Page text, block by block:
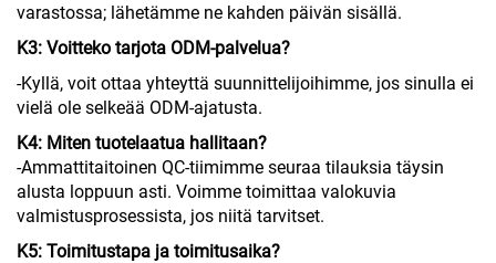
varastossa; lähetämme ne kahden päivän sisällä.
K3: Voitteko tarjota ODM-palvelua?
-Kyllä, voit ottaa yhteyttä suunnittelijoihimme, jos sinulla ei
vielä ole selkeää ODM-ajatusta.
K4: Miten tuotelaatua hallitaan?
-Ammattitaitoinen QC-tiimimme seuraa tilauksia täysin
alusta loppuun asti. Voimme toimittaa valokuvia
valmistusprosessista, jos niitä tarvitset.
K5: Toimitustapa ja toimitusaika?